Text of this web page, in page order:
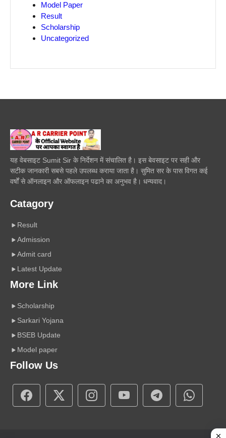
Model Paper
Result
Scholarship
Uncategorized
यह वेबसाइट Sumit Sir के निर्देशन में संचालित है। इस बेवसाइट पर सही और
सटीक जानकारी सबसे पहले उपलब्ध कराया जाता है। सुमित सर के पास विगत कई
वर्षों से ऑनलाइन और ऑफलाइन पढाने का अनुभव है। धन्यवाद।
Catagory
Result
Admission
Admit card
Latest Update
More Link
Scholarship
Sarkari Yojana
BSEB Update
Model paper
Follow Us